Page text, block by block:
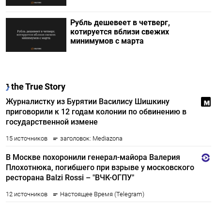
Рубль дешевеет в четверг,
котируется вблизи свежих
минимумов с марта